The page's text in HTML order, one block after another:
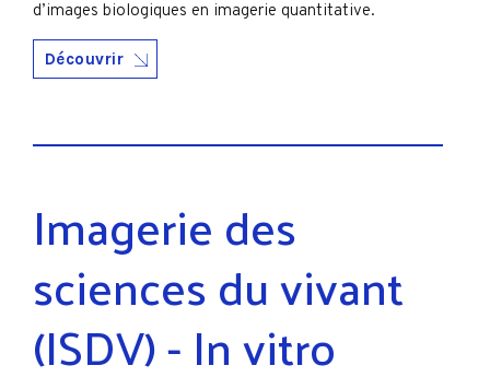
d’images biologiques en imagerie quantitative.
Découvrir
Imagerie des
sciences du vivant
(ISDV) - In vitro